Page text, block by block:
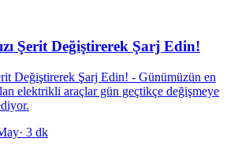
Şerit Değiştirerek Şarj Edin!
Değiştirerek Şarj Edin! - Günümüzün en
elektrikli araçlar gün geçtikçe değişmeye
· 3 dk